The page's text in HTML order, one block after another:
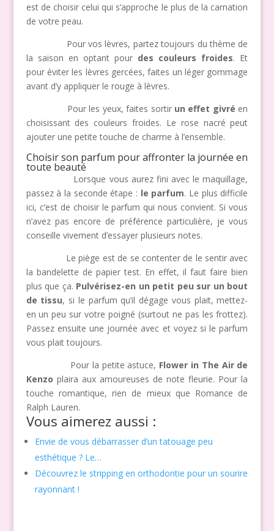
est de choisir celui qui s’approche le plus de la carnation
de votre peau.
Pour vos lèvres, partez toujours du thème de
la saison en optant pour des couleurs froides. Et
pour éviter les lèvres gercées, faites un léger gommage
avant d’y appliquer le rouge à lèvres.
Pour les yeux, faites sortir un effet givré en
choisissant des couleurs froides. Le rose nacré peut
ajouter une petite touche de charme à l’ensemble.
Choisir son parfum pour affronter la journée en
toute beauté
Lorsque vous aurez fini avec le maquillage,
passez à la seconde étape : le parfum. Le plus difficile
ici, c’est de choisir le parfum qui nous convient. Si vous
n’avez pas encore de préférence particulière, je vous
conseille vivement d’essayer plusieurs notes.
Le piège est de se contenter de le sentir avec
la bandelette de papier test. En effet, il faut faire bien
plus que ça. Pulvérisez-en un petit peu sur un bout
de tissu, si le parfum qu’il dégage vous plait, mettez-
en un peu sur votre poigné (surtout ne pas les frottez).
Passez ensuite une journée avec et voyez si le parfum
vous plait toujours.
Pour la petite astuce, Flower in The Air de
Kenzo plaira aux amoureuses de note fleurie. Pour la
touche romantique, rien de mieux que Romance de
Ralph Lauren.
Vous aimerez aussi :
Envie de vous débarrasser d’un tatouage peu
esthétique ? Le…
Découvrez le stripping en orthodontie pour un sourire
rayonnant !